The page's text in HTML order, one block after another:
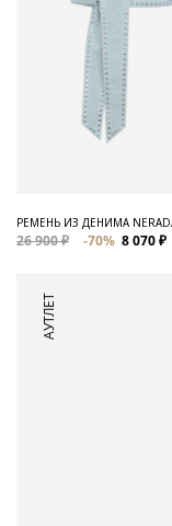
РЕМЕНЬ ИЗ ДЕНИМА
26 900 ₽ -70% 8 070 ₽
АУТЛЕТ